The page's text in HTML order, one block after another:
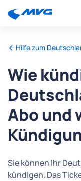
Hilfe zum
Wie
Abo und
Sie können Ihr
kündigen. Das